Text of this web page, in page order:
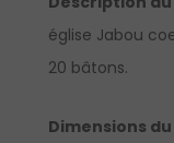
église Jabou
20 bâtons.
Dimensions